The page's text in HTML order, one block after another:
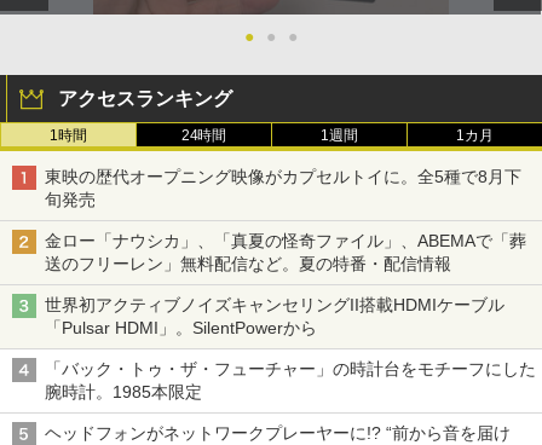
● ● ●
アクセスランキング
1時間 24時間 1週間 1カ月
東映の歴代オープニング映像がカプセルトイに。全5種で8月下
旬発売
金ロー「ナウシカ」、「真夏の怪奇ファイル」、ABEMAで「葬
送のフリーレン」無料配信など。夏の特番・配信情報
世界初アクティブノイズキャンセリングII搭載HDMIケーブル
「Pulsar HDMI」。SilentPowerから
「バック・トゥ・ザ・フューチャー」の時計台をモチーフにした
腕時計。1985本限定
ヘッドフォンがネットワークプレーヤーに!? “前から音を届け